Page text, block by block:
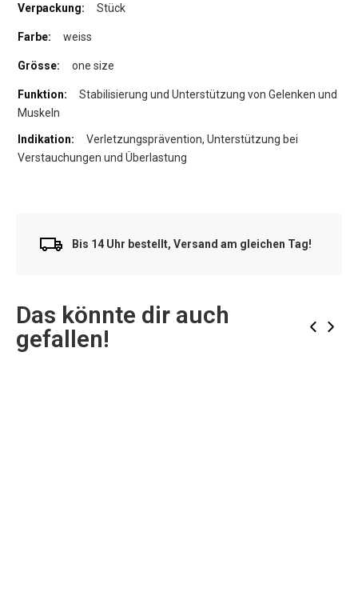
Stück
weiss
one size
Stabilisierung und Unterstützung von Gelenken und
Muskeln
Verletzungsprävention, Unterstützung bei
Verstauchungen und Überlastung
Bis 14 Uhr bestellt, Versand am gleichen Tag!
Das könnte dir auch
gefallen!
‹ ›